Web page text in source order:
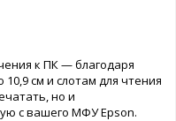
к ПК — благодаря
см и слотам для чтения
но и
с вашего МФУ Epson.